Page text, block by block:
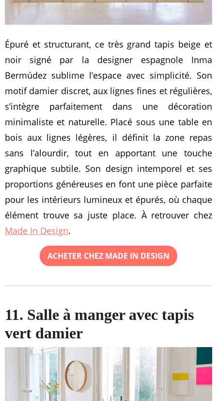
Épuré et structurant, ce très grand tapis beige et
noir signé par la designer espagnole Inma
Bermúdez sublime l’espace avec simplicité. Son
motif damier discret, aux lignes fines et régulières,
s’intègre parfaitement dans une décoration
minimaliste et naturelle. Placé sous une table en
bois aux lignes légères, il définit la zone repas
sans l’alourdir, tout en apportant une touche
graphique subtile. Son design intemporel et ses
proportions généreuses en font une pièce parfaite
pour les intérieurs lumineux et épurés, où chaque
élément trouve sa juste place. À retrouver chez
Made In Design.
ACHETER CHEZ MADE IN DESIGN
11. Salle à manger avec tapis
vert damier